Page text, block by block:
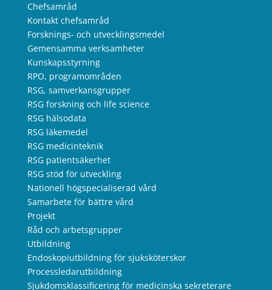
Chefsamråd
Kontakt chefsamråd
Forsknings- och utvecklingsmedel
Gemensamma verksamheter
Kunskapsstyrning
RPO, programområden
RSG, samverkansgrupper
RSG forskning och life science
RSG hälsodata
RSG läkemedel
RSG medicinteknik
RSG patientsäkerhet
RSG stöd för utveckling
Nationell högspecialiserad vård
Samarbete för bättre vård
Projekt
Råd och arbetsgrupper
Utbildning
Endoskopiutbildning för sjuksköterskor
Processledarutbildning
Sjukdomsklassificering för medicinska sekreterare